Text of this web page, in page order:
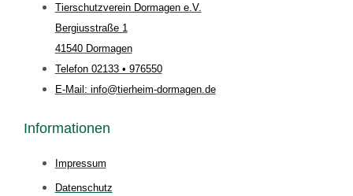
Tierschutzverein Dormagen e.V.
Bergiusstraße 1
41540 Dormagen
Telefon 02133 • 976550
E-Mail: info@tierheim-dormagen.de
Informationen
Impressum
Datenschutz